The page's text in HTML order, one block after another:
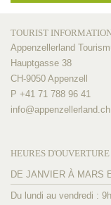
TOURIST
Appenzellerland
Hauptgasse 38
CH-9050 Appenzell
P +41 71 788 96 41
info@appenzellerland.ch
HEURES D'OUVERTURE
DE JANVIER À MARS
Du lundi au vendredi :